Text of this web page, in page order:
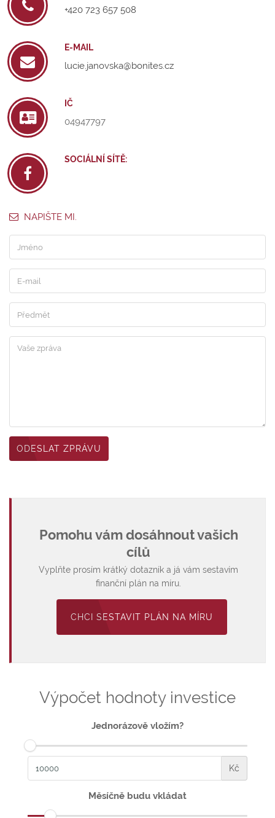
+420 723 657 508
E-MAIL
lucie.janovska@bonites.cz
IČ
04947797
SOCIÁLNÍ SÍTĚ:
NAPIŠTE MI.
ODESLAT ZPRÁVU
Pomohu vám dosáhnout vašich
cílů
Vyplňte prosím krátký dotazník a já vám sestavím
finanční plán na míru.
CHCI SESTAVIT PLÁN NA MÍRU
Výpočet hodnoty investice
Jednorázově vložím?
Kč
Měsíčně budu vkládat